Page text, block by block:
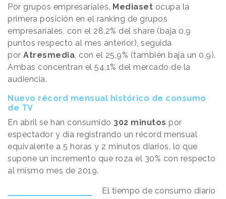
Por grupos empresariales, Mediaset ocupa la
primera posición en el ranking de grupos
empresariales, con el 28,2% del share (baja 0,9
puntos respecto al mes anterior), seguida
por Atresmedia, con el 25,9% (también baja un 0,9).
Ambas concentran el 54,1% del mercado de la
audiencia.
Nuevo récord mensual histórico de consumo
de TV
En abril se han consumido 302 minutos por
espectador y día registrando un récord mensual
equivalente a 5 horas y 2 minutos diarios, lo que
supone un incremento que roza el 30% con respecto
al mismo mes de 2019.
El tiempo de consumo diario